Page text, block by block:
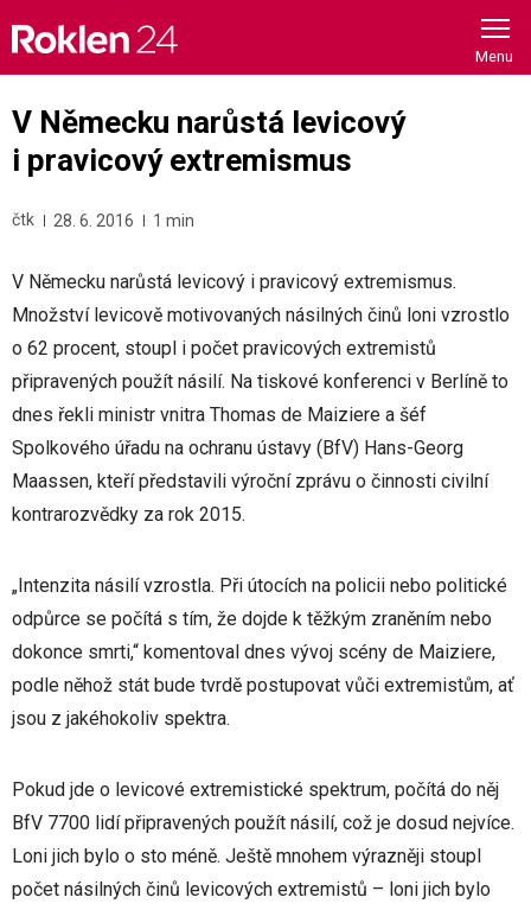
content
V Německu narůstá levicový
i pravicový extremismus
čtk 28. 6. 2016 1 min
V Německu narůstá levicový i pravicový extremismus.
Množství levicově motivovaných násilných činů loni vzrostlo
o 62 procent, stoupl i počet pravicových extremistů
připravených použít násilí. Na tiskové konferenci v Berlíně to
dnes řekli ministr vnitra Thomas de Maiziere a šéf
Spolkového úřadu na ochranu ústavy (BfV) Hans-Georg
Maassen, kteří představili výroční zprávu o činnosti civilní
kontrarozvědky za rok 2015.
„Intenzita násilí vzrostla. Při útocích na policii nebo politické
odpůrce se počítá s tím, že dojde k těžkým zraněním nebo
dokonce smrti,“ komentoval dnes vývoj scény de Maiziere,
podle něhož stát bude tvrdě postupovat vůči extremistům, ať
jsou z jakéhokoliv spektra.
Pokud jde o levicové extremistické spektrum, počítá do něj
BfV 7700 lidí připravených použít násilí, což je dosud nejvíce.
Loni jich bylo o sto méně. Ještě mnohem výrazněji stoupl
počet násilných činů levicových extremistů – loni jich bylo